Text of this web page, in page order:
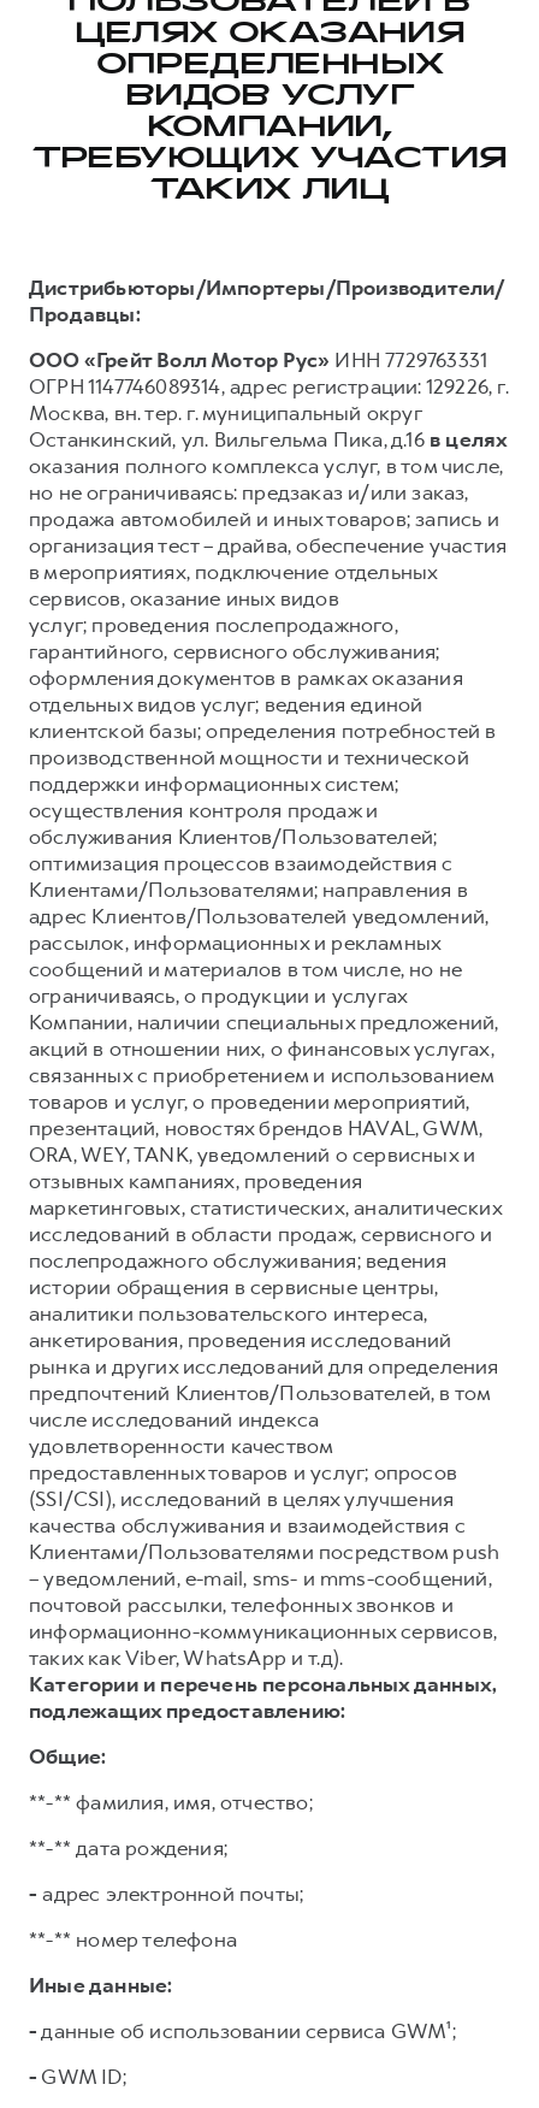
DARGO X
от 3 499 000 ₽
F7
от 2 899 000 ₽
F7X
от 3 449 000 ₽
Тест-драйв
Трейд-ин
КРЕДИТ И СТРАХОВАНИЕ
Кредитный калькулятор
Для малого бизнеса
Корпоративным клиентам
Крупным корпоративным клиентам
Система управления автопарком
Сервис для корпоративных клиентов
HAVAL Лизинг
АКСЕССУАРЫ HAVAL
Автомобильные аксессуары
Коллекция CITY
Коллекция Базовая
Коллекция Детская
СЕРВИСНОЕ ОБСЛУЖИВАНИЕ
Нулевое ТО
Программа «Помощь на дороге»
Регламенты технического обслуживания
Электронный ПТС
GWM Безопасность
Гарантия HAVAL
Мобильное приложение GWM
Программа «HAVAL Защита+»
Руководства по эксплуатации
Подписки
АКСЕССУАРЫ HAVAL
Автомобильные аксессуары
Коллекция CITY
Коллекция Базовая
Коллекция Детская
О дилере
Наша команда
ЦЕЛЯХ ОКАЗАНИЯ
ОПРЕДЕЛЕННЫХ
ВИДОВ УСЛУГ
КОМПАНИИ,
ТРЕБУЮЩИХ УЧАСТИЯ
ТАКИХ ЛИЦ
Дистрибьюторы/Импортеры/Производители/
Продавцы:
ООО «Грейт Волл Мотор Рус» ИНН 7729763331
ОГРН 1147746089314, адрес регистрации: 129226, г.
Москва, вн. тер. г. муниципальный округ
Останкинский, ул. Вильгельма Пика, д.16 в целях
оказания полного комплекса услуг, в том числе,
но не ограничиваясь: предзаказ и/или заказ,
продажа автомобилей и иных товаров; запись и
организация тест – драйва, обеспечение участия
в мероприятиях, подключение отдельных
сервисов, оказание иных видов
услуг; проведения послепродажного,
гарантийного, сервисного обслуживания;
оформления документов в рамках оказания
отдельных видов услуг; ведения единой
клиентской базы; определения потребностей в
производственной мощности и технической
поддержки информационных систем;
осуществления контроля продаж и
обслуживания Клиентов/Пользователей;
оптимизация процессов взаимодействия с
Клиентами/Пользователями; направления в
адрес Клиентов/Пользователей уведомлений,
рассылок, информационных и рекламных
сообщений и материалов в том числе, но не
ограничиваясь, о продукции и услугах
Компании, наличии специальных предложений,
акций в отношении них, о финансовых услугах,
связанных с приобретением и использованием
товаров и услуг, о проведении мероприятий,
презентаций, новостях брендов HAVAL, GWM,
ORA, WEY, TANK, уведомлений о сервисных и
отзывных кампаниях, проведения
маркетинговых, статистических, аналитических
исследований в области продаж, сервисного и
послепродажного обслуживания; ведения
истории обращения в сервисные центры,
аналитики пользовательского интереса,
анкетирования, проведения исследований
рынка и других исследований для определения
предпочтений Клиентов/Пользователей, в том
числе исследований индекса
удовлетворенности качеством
предоставленных товаров и услуг; опросов
(SSI/CSI), исследований в целях улучшения
качества обслуживания и взаимодействия с
Клиентами/Пользователями посредством push
– уведомлений, e-mail, sms- и mms-сообщений,
почтовой рассылки, телефонных звонков и
информационно-коммуникационных сервисов,
таких как Viber, WhatsApp и т.д).
Категории и перечень персональных данных,
подлежащих предоставлению:
Общие:
**-** фамилия, имя, отчество;
**-** дата рождения;
- адрес электронной почты;
**-** номер телефона
Иные данные:
-данные об использовании сервиса GWM¹;
- GWM ID;